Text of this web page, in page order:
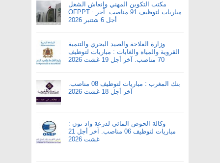
مكتب التكوين المهني وإنعاش الشغل
OFPPT : مباريات لتوظيف 91 مناصب. آخر
أجل 6 شتنبر 2026
وزارة الفلاحة والصيد البحري والتنمية
القروية والمياه والغابات : مباريات لتوظيف
70 مناصب. آخر أجل 19 غشت 2026
بنك المغرب : مباريات لتوظيف 08 مناصب.
آخر أجل 18 غشت 2026
وكالة الحوض المائي لدرعة واد نون :
مباريات لتوظيف 06 مناصب. آخر أجل 21
غشت 2026